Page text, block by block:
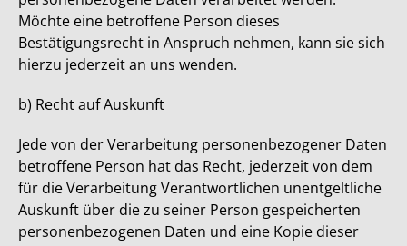
Möchte eine betroffene Person dieses
Bestätigungsrecht in Anspruch nehmen, kann sie sich
hierzu jederzeit an uns wenden.
b) Recht auf Auskunft
Jede von der Verarbeitung personenbezogener Daten
betroffene Person hat das Recht, jederzeit von dem
für die Verarbeitung Verantwortlichen unentgeltliche
Auskunft über die zu seiner Person gespeicherten
personenbezogenen Daten und eine Kopie dieser